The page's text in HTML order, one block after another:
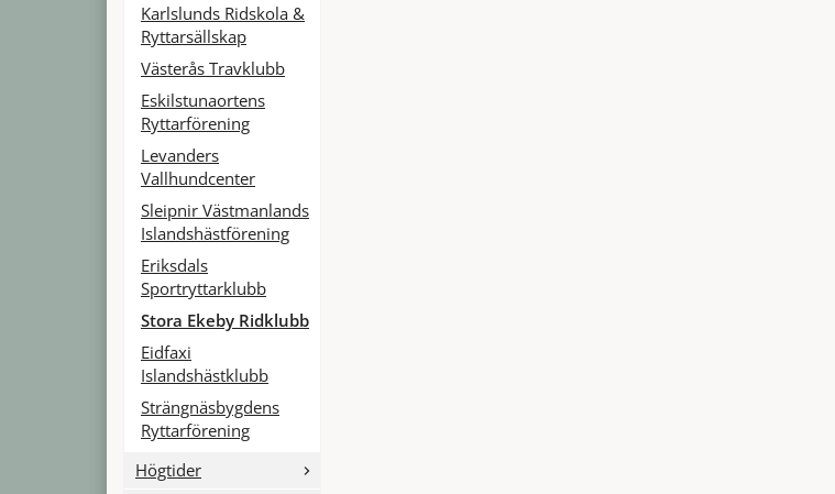
Karlslunds Ridskola &
Ryttarsällskap
Västerås Travklubb
Eskilstunaortens
Ryttarförening
Levanders
Vallhundcenter
Sleipnir Västmanlands
Islandshästförening
Eriksdals
Sportryttarklubb
Stora Ekeby Ridklubb
Eidfaxi
Islandshästklubb
Strängnäsbygdens
Ryttarförening
Högtider